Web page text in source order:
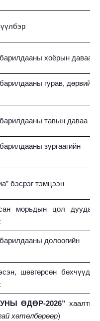
хоёрын даваа
гурав, дөрвийн
тавын даваа
зургаагийн
бэсрэг тэмцээн
морьдын цол дуудаж,
долоогийн
шөвгөрсөн бөхчүүдэд
ӨДӨР-2026” хаалтын
хөтөлбөрөөр)